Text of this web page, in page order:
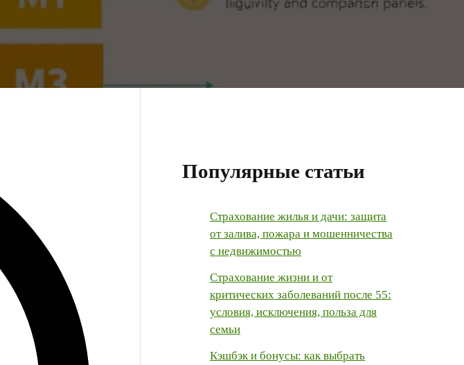
Популярные статьи
Страхование жилья и дачи: защита
от залива, пожара и мошенничества
с недвижимостью
Страхование жизни и от
критических заболеваний после 55:
условия, исключения, польза для
семьи
Кэшбэк и бонусы: как выбрать